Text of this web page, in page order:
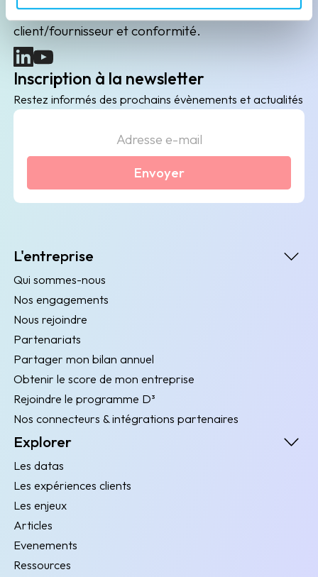
B2B de data marketing, gestion des risques
client/fournisseur et conformité.
(nouvelle fenêtre)
(nouvelle fenêtre)
Inscription à la newsletter
Restez informés des prochains évènements et actualités
Envoyer
L'entreprise
Qui sommes-nous
Nos engagements
Nous rejoindre
Partenariats
Partager mon bilan annuel
Obtenir le score de mon entreprise
Rejoindre le programme D³
Nos connecteurs & intégrations partenaires
Explorer
Les datas
Les expériences clients
Les enjeux
Articles
Evenements
Ressources